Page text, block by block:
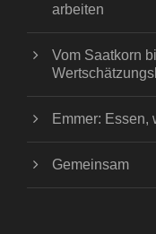
arbeiten
Vom Saatkorn
Emmer: Essen,
Gemeinsam